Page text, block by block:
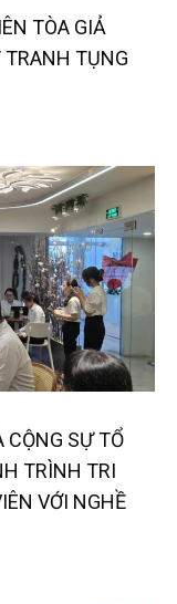
TÒA GIẢ
TỤNG
CỘNG SỰ TỔ
TRÌNH TRI
VỚI NGHỀ